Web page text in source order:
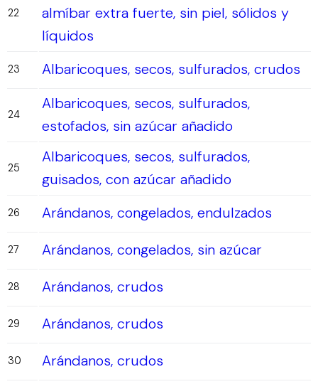
22
almíbar extra fuerte, sin piel, sólidos y
líquidos
23 Albaricoques, secos, sulfurados, crudos
24
Albaricoques, secos, sulfurados,
estofados, sin azúcar añadido
25
Albaricoques, secos, sulfurados,
guisados, con azúcar añadido
26 Arándanos, congelados, endulzados
27 Arándanos, congelados, sin azúcar
28 Arándanos, crudos
29 Arándanos, crudos
30 Arándanos, crudos